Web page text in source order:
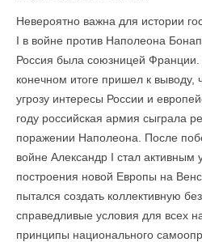
Невероятно важна для истории
I в войне против Наполеона
Россия была союзницей
конечном итоге пришел к выводу,
угрозу интересы России и
году российская армия сыграла
поражении Наполеона. После
войне Александр I стал активным
построения новой Европы на
пытался создать коллективную
справедливые условия для всех
принципы национального